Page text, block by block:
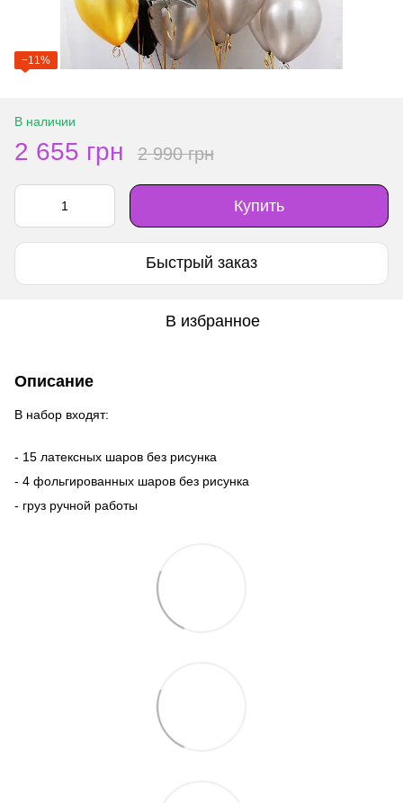
−11%
В наличии
2 655 грн 2 990 грн
Купить
Быстрый заказ
В избранное
Описание
В набор входят:
- 15 латексных шаров без рисунка
- 4 фольгированных шаров без рисунка
- груз ручной работы